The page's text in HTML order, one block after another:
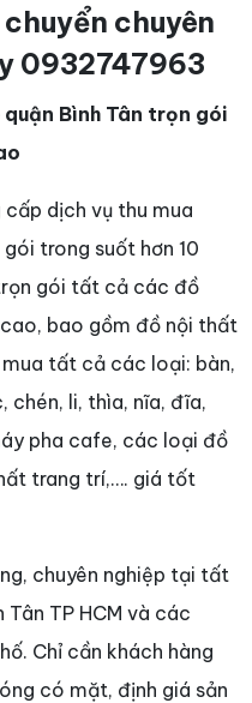
chuyên
0932747963
Bình Tân trọn gói
dịch vụ thu mua
trong suốt hơn 10
gói tất cả các đồ
bao gồm đồ nội thất
tất cả các loại: bàn,
chén, li, thìa, nĩa, đĩa,
pha cafe, các loại đồ
trang trí,…. giá tốt
chuyên nghiệp tại tất
TP HCM và các
Chỉ cần khách hàng
có mặt, định giá sản